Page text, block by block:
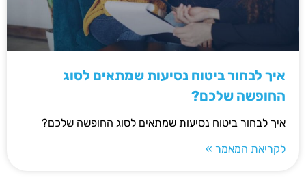
איך לבחור ביטוח נסיעות שמתאים לסוג
החופשה שלכם?
איך לבחור ביטוח נסיעות שמתאים לסוג החופשה שלכם?
לקריאת המאמר »